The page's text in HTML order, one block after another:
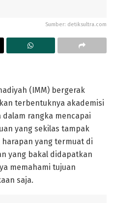
Sumber: detiksultra.com
(IMM) bergerak
terbentuknya akademisi
dalam rangka mencapai
yang sekilas tampak
yang termuat di
yang bakal didapatkan
memahami tujuan
saja.